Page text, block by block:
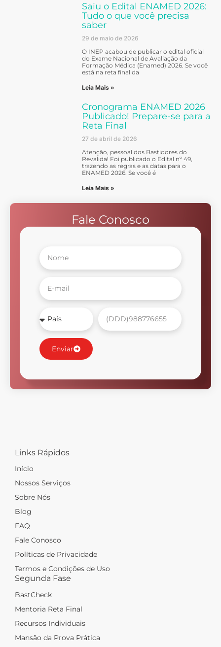
Saiu o Edital ENAMED 2026:
Tudo o que você precisa
saber
29 de maio de 2026
O INEP acabou de publicar o edital oficial
do Exame Nacional de Avaliação da
Formação Médica (Enamed) 2026. Se você
está na reta final da
Leia Mais »
Cronograma ENAMED 2026
Publicado! Prepare-se para a
Reta Final
27 de abril de 2026
Atenção, pessoal dos Bastidores do
Revalida! Foi publicado o Edital nº 49,
trazendo as regras e as datas para o
ENAMED 2026. Se você é
Leia Mais »
Fale Conosco
Enviar
Links Rápidos
Início
Nossos Serviços
Sobre Nós
Blog
FAQ
Fale Conosco
Políticas de Privacidade
Termos e Condições de Uso
Segunda Fase
BastCheck
Mentoria Reta Final
Recursos Individuais
Mansão da Prova Prática